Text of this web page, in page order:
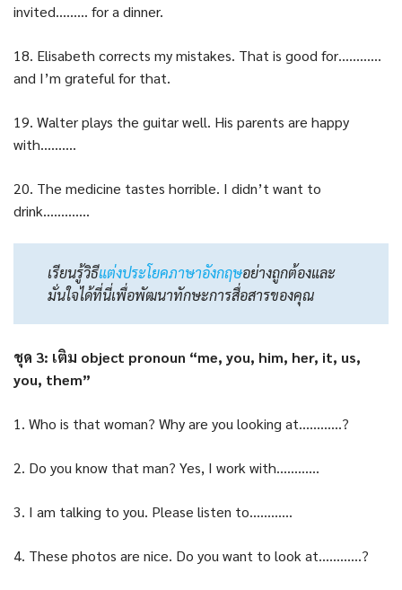
invited……… for a dinner.
18. Elisabeth corrects my mistakes. That is good for…………
and I’m grateful for that.
19. Walter plays the guitar well. His parents are happy
with……….
20. The medicine tastes horrible. I didn’t want to
drink………….
เรียนรู้วิธีแต่งประโยคภาษาอังกฤษอย่างถูกต้องและ
มั่นใจได้ที่นี่เพื่อพัฒนาทักษะการสื่อสารของคุณ
ชุด 3: เติม object pronoun “me, you, him, her, it, us,
you, them”
1. Who is that woman? Why are you looking at…………?
2. Do you know that man? Yes, I work with…………
3. I am talking to you. Please listen to…………
4. These photos are nice. Do you want to look at…………?